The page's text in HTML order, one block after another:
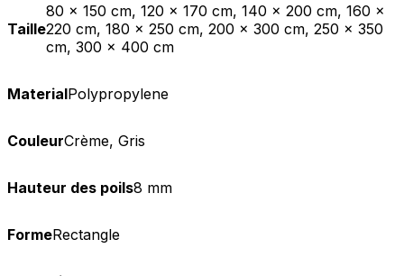
Taille
80 x 150 cm, 120 x 170 cm, 140 x 200 cm, 160 x
220 cm, 180 x 250 cm, 200 x 300 cm, 250 x 350
cm, 300 x 400 cm
MaterialPolypropylene
CouleurCrème, Gris
Hauteur des poils8 mm
FormeRectangle